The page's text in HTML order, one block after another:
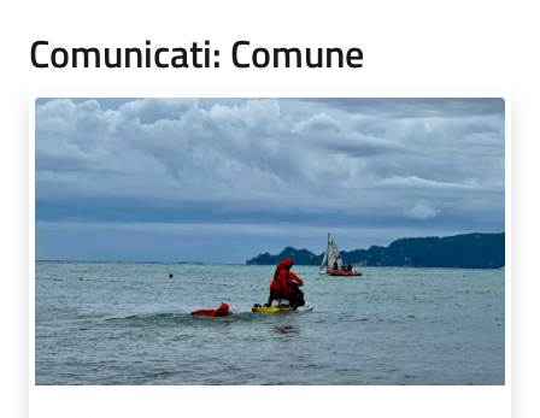
Comunicati: Comune